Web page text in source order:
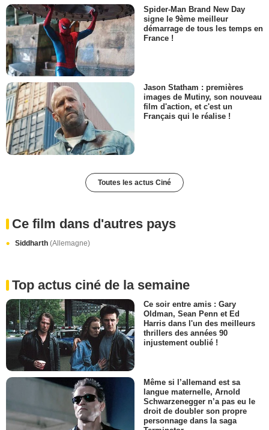
Spider-Man Brand New Day
signe le 9ème meilleur
démarrage de tous les temps en
France !
Jason Statham : premières
images de Mutiny, son nouveau
film d'action, et c'est un
Français qui le réalise !
Toutes les actus Ciné
Ce film dans d'autres pays
Siddharth (Allemagne)
Top actus ciné de la semaine
Ce soir entre amis : Gary
Oldman, Sean Penn et Ed
Harris dans l'un des meilleurs
thrillers des années 90
injustement oublié !
Même si l’allemand est sa
langue maternelle, Arnold
Schwarzenegger n’a pas eu le
droit de doubler son propre
personnage dans la saga